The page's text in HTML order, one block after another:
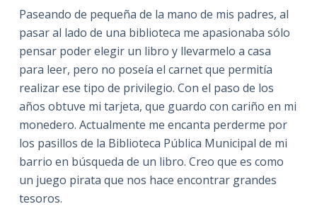
Paseando de pequeña de la mano de mis padres, al
pasar al lado de una biblioteca me apasionaba sólo
pensar poder elegir un libro y llevarmelo a casa
para leer, pero no poseía el carnet que permitía
realizar ese tipo de privilegio. Con el paso de los
años obtuve mi tarjeta, que guardo con cariño en mi
monedero. Actualmente me encanta perderme por
los pasillos de la Biblioteca Pública Municipal de mi
barrio en búsqueda de un libro. Creo que es como
un juego pirata que nos hace encontrar grandes
tesoros.